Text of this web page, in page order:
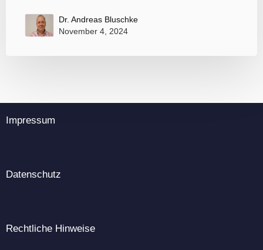
Dr. Andreas Bluschke
November 4, 2024
Impressum
Datenschutz
Rechtliche Hinweise